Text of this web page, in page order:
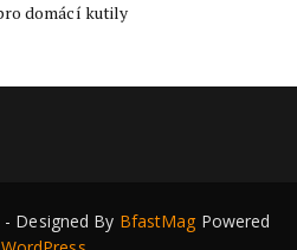
domácí kutily
Designed By BfastMag Powered